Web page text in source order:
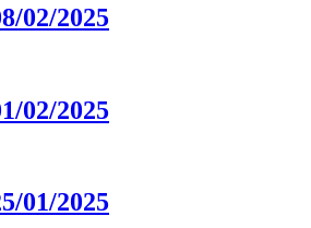
02/2025
02/2025
01/2025